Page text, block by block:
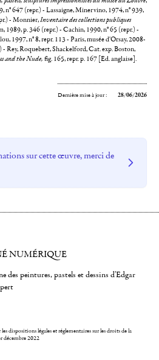
n° 647 (repr.) - Lassaigne, Minervino, 1974, n° 939,
- Monnier,Inventaire des collections publiques
1989, p. 346 (repr.) - Cachin, 1990, n° 65 (repr.) -
1997, n° 8, repr. 113 - Paris, musée d'Orsay, 2008-
- Rey, Roquebert, Shackelford, Cat. exp. Boston,
and the Nude,fig. 165, repr. p. 167 [Ed. anglaise].
Dernière mise à jour : 28/06/2026
sur cette œuvre, merci de
NUMÉRIQUE
des peintures, pastels et dessins d'Edgar
dispositions légales et réglementaires sur les droits de la
décembre 2022